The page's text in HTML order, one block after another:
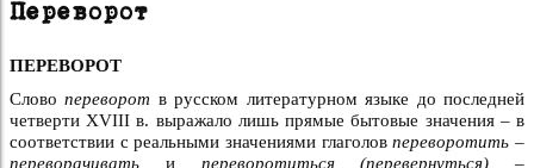
Переворот
ПЕРЕВОРОТ
Словопереворот в русском литературном языке до последней
четверти XVIII в. выражало лишь прямые бытовые значения – в
соответствии с реальными значениями глаголовпереворотить –
переворачивать и переворотиться (перевернуться) –